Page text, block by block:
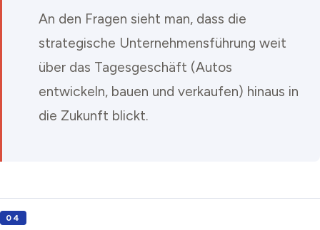
An den Fragen sieht man, dass die
strategische Unternehmensführung weit
über das Tagesgeschäft (Autos
entwickeln, bauen und verkaufen) hinaus in
die Zukunft blickt.